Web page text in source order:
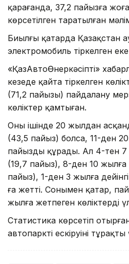
қарағанда, 37,2 пайызға
көрсетілген таратылған
Биылғы қаңтарда Қазақстан
электромобиль тіркелген
«ҚазАвтоӨнеркәсіптің»
кезеңде қайта тіркелген
(71,2 пайызы) пайдалану
көліктер қамтыған.
Оның ішінде 20 жылдан
(43,5 пайыз) болса, 11-ден 20
пайызды құрады. Ал 4-тен 7
(19,7 пайыз), 8-ден 10 жылға
пайыз), 1-ден 3 жылға
ға жетті. Сонымен қатар,
жылға жетпеген көліктердің
Статистика көрсетіп
автопарктің ескіруінің